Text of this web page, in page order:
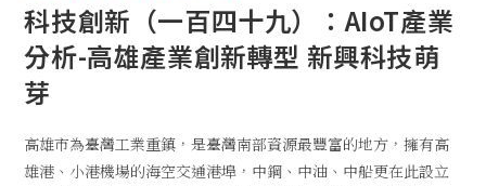
科技創新（一百四十九）：AIoT產業
分析-高雄產業創新轉型 新興科技萌
芽
高雄市為臺灣工業重鎮，是臺灣南部資源最豐富的地方，擁有高
雄港、小港機場的海空交通港埠，中鋼、中油、中船更在此設立